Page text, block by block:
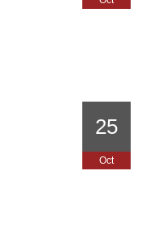
25
Oct